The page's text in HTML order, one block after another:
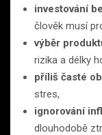
investování
člověk musí
výběr
rizika a délky
příliš časté
stres,
ignorování
dlouhodobě